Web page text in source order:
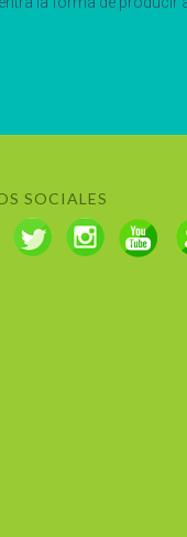
SOCIALES